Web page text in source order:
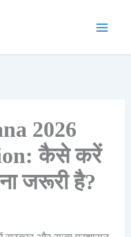
2026
कैसे करें
जरूरी है?